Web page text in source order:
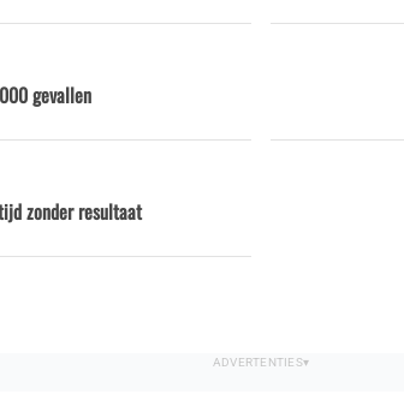
gevallen
zonder resultaat